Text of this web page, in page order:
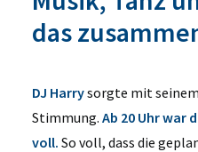
das
DJ Harrysorgte mit
Stimmung. Ab 20 Uhr war
voll. So voll, dass die